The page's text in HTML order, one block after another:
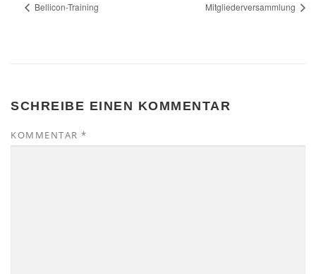
Bellicon-Training Mitgliederversammlung
SCHREIBE EINEN KOMMENTAR
KOMMENTAR *